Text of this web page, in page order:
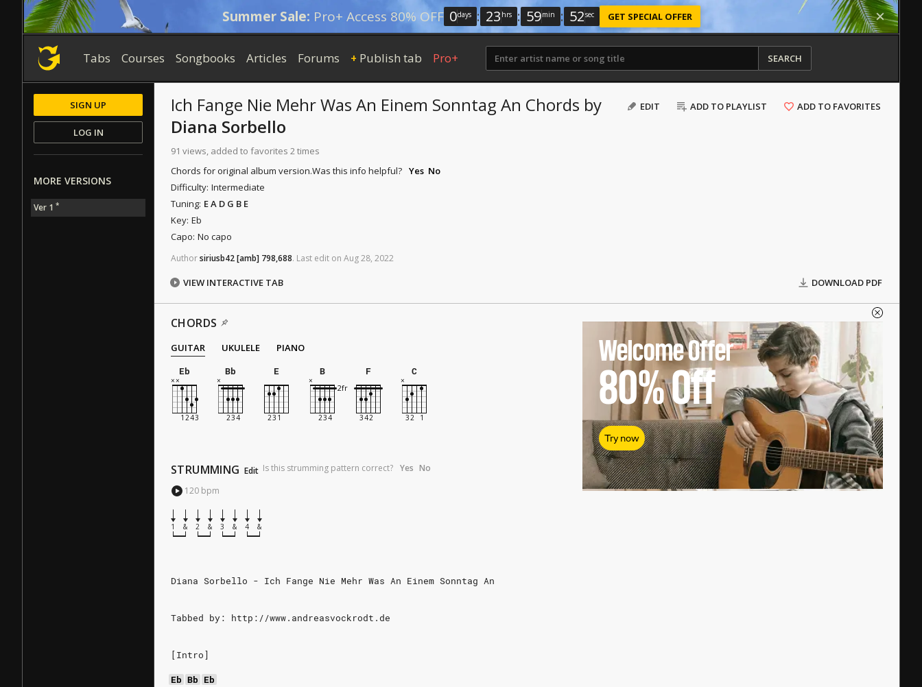
Summer Sale: Pro+ Access 80% OFF 0days : 23 hrs : 59min : 51sec GET SPECIAL OFFER
Tabs Courses Songbooks Articles Forums + Publish tab Pro+ SEARCH
EDIT ADD TO PLAYLIST ADD TO FAVORITES
Ich Fange Nie Mehr Was An Einem Sonntag An Chords by
Diana Sorbello
91 views, added to favorites 2 times
Chords for original album version.Was this info helpful? Yes No
Difficulty: Intermediate
Tuning: E A D G B E
Key: Eb
Capo: No capo
Authorsiriusb42[amb] 798,688. Last edit on Aug28, 2022
VIEW INTERACTIVE TAB DOWNLOAD PDF
CHORDS
GUITAR UKULELE
PIANO
Eb
Bb E B F C
STRUMMING Edit Is this strumming pattern correct? Yes No
120 bpm
1 & 2 & 3 & 4 &
Diana Sorbello - Ich Fange Nie Mehr Was An Einem Sonntag An
Tabbed by: http://www.andreasvockrodt.de
[Intro]
Eb Bb Eb
Welcome Offer
80%Off
Try now
SIGN UP
LOG IN
MORE VERSIONS
Ver 1 *